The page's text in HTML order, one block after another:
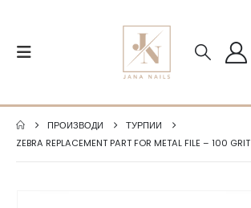
ПРОИЗВОДИ
ТУРПИИ
ZEBRA REPLACEMENT PART FOR METAL FILE – 100 GRIT